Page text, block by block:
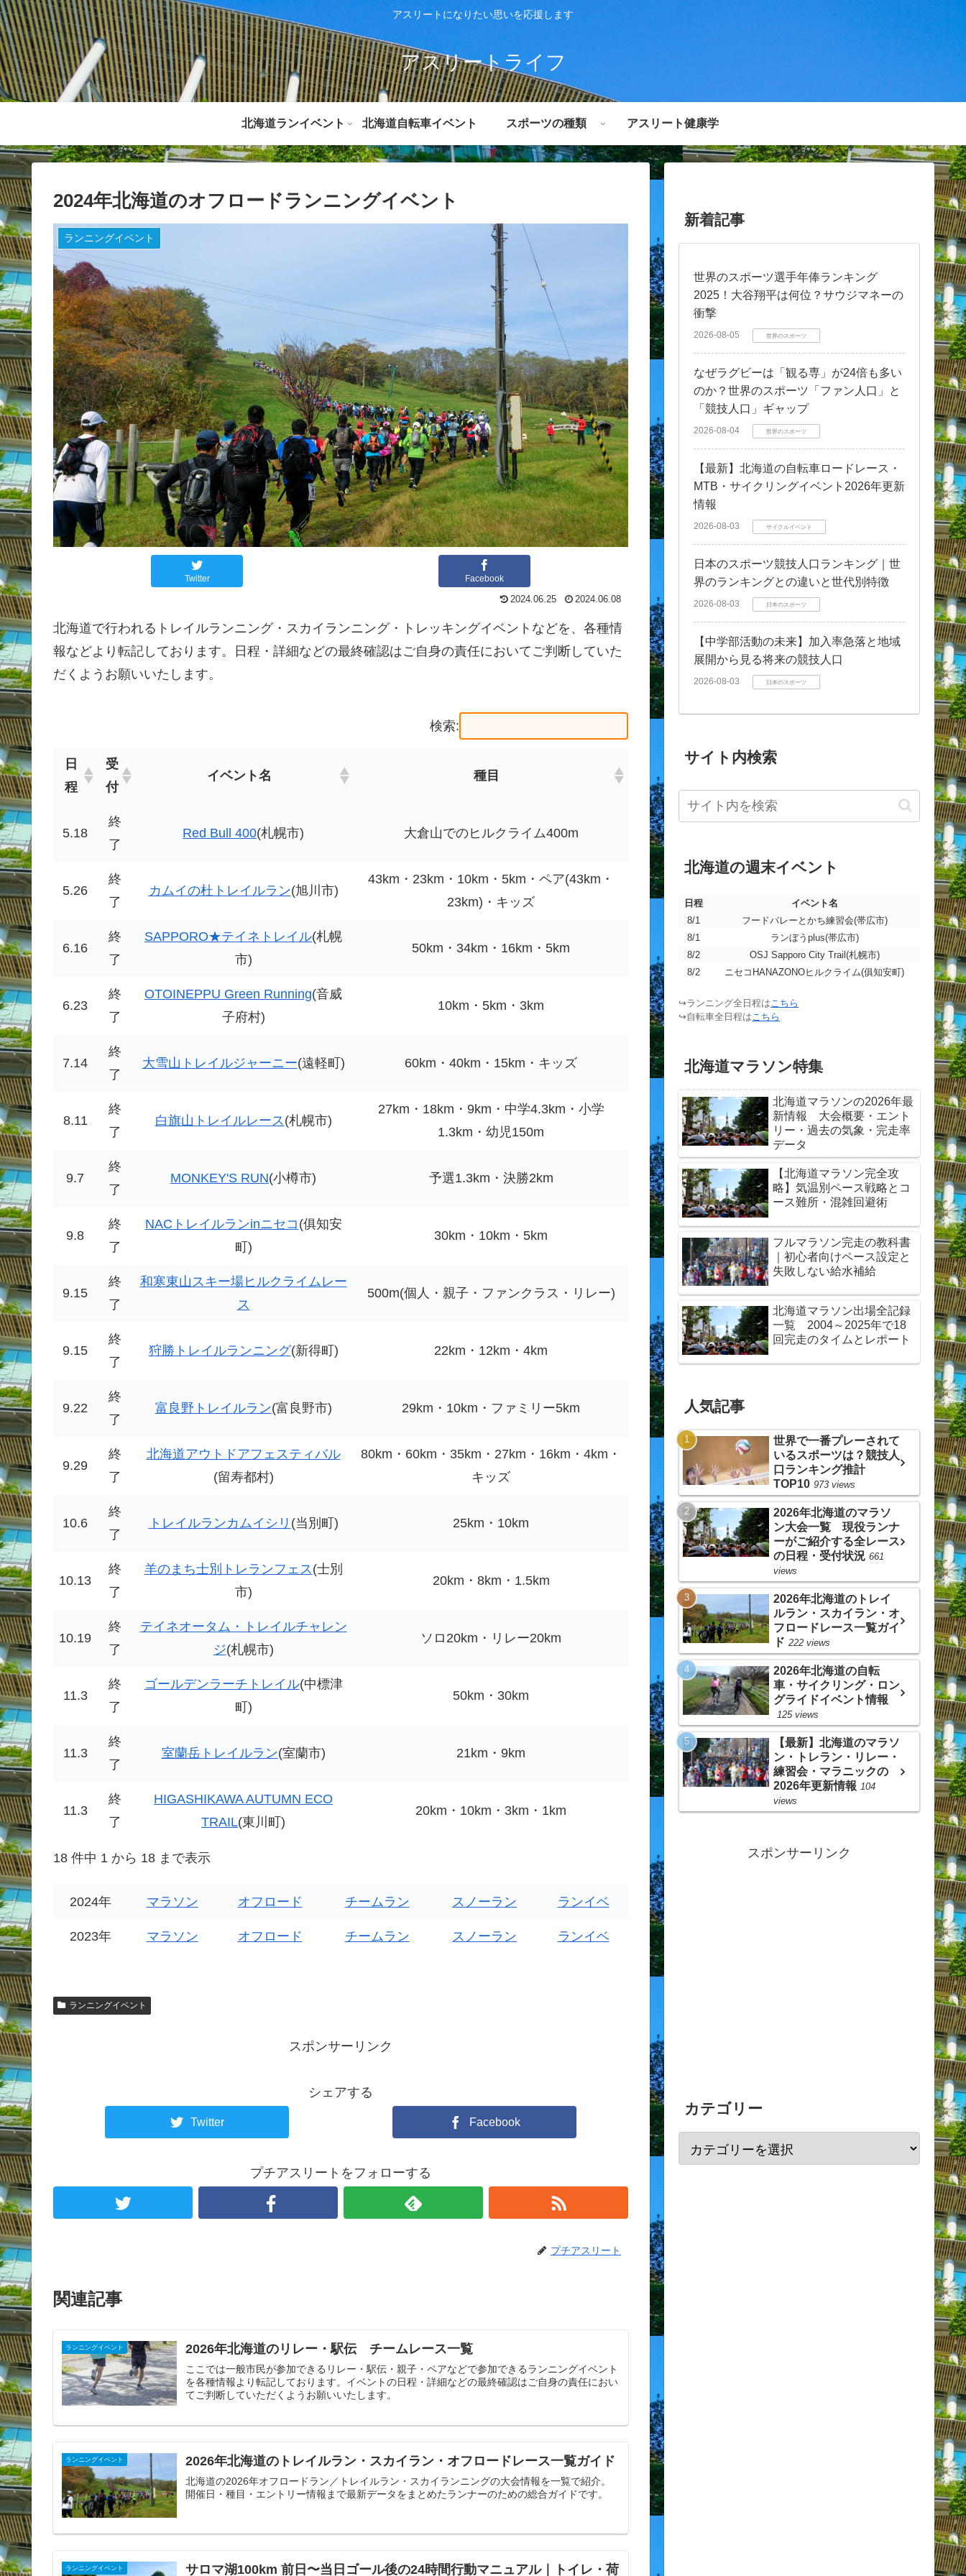
アスリートになりたい思いを応援します
アスリートライフ
北海道ランイベント 北海道自転車イベント スポーツの種類 アスリート健康学
2024年北海道のオフロードランニングイベント
ランニングイベント
Twitter Facebook
2024.06.25 2024.06.08
北海道で行われるトレイルランニング・スカイランニング・トレッキングイベントなどを、各種情
報などより転記しております。日程・詳細などの最終確認はご自身の責任においてご判断していた
だくようお願いいたします。
検索:
日
程
受
付
イベント名 種目
5.18
終
了
Red Bull 400(札幌市) 大倉山でのヒルクライム400m
5.26
終
了
カムイの杜トレイルラン(旭川市)
43km・23km・10km・5km・ペア(43km・
23km)・キッズ
6.16
終
了
SAPPORO★テイネトレイル(札幌
市)
50km・34km・16km・5km
6.23
終
了
OTOINEPPU Green Running(音威
子府村)
10km・5km・3km
7.14
終
了
大雪山トレイルジャーニー(遠軽町) 60km・40km・15km・キッズ
8.11
終
了
白旗山トレイルレース (札幌市)
27km・18km・9km・中学4.3km・小学
1.3km・幼児150m
9.7
終
了
MONKEY'S RUN(小樽市) 予選1.3km・決勝2km
9.8
終
了
NACトレイルランinニセコ (俱知安
町)
30km・10km・5km
9.15
終
了
和寒東山スキー場ヒルクライムレー
ス
500m(個人・親子・ファンクラス・リレー)
9.15
終
了
狩勝トレイルランニング(新得町) 22km・12km・4km
9.22
終
了
富良野トレイルラン(富良野市) 29km・10km・ファミリー5km
9.29
終
了
北海道アウトドアフェスティバル
(留寿都村)
80km・60km・35km・27km・16km・4km・
キッズ
10.6
終
了
トレイルランカムイシリ (当別町) 25km・10km
10.13
終
了
羊のまち士別トレランフェス (士別
市)
20km・8km・1.5km
10.19
終
了
テイネオータム・トレイルチャレン
ジ(札幌市)
ソロ20km・リレー20km
11.3
終
了
ゴールデンラーチトレイル(中標津
町)
50km・30km
11.3
終
了
室蘭岳トレイルラン(室蘭市) 21km・9km
11.3
終
了
HIGASHIKAWA AUTUMN ECO
TRAIL(東川町)
20km・10km・3km・1km
18 件中 1 から 18 まで表示
2024年 マラソン オフロード チームラン スノーラン ランイベ
2023年 マラソン オフロード チームラン スノーラン ランイベ
ランニングイベント
スポンサーリンク
シェアする
Twitter Facebook
プチアスリートをフォローする
プチアスリート
関連記事
ランニングイベント 2026年北海道のリレー・駅伝 チームレース一覧
ここでは一般市民が参加できるリレー・駅伝・親子・ペアなどで参加できるランニングイベント
を各種情報より転記しております。イベントの日程・詳細などの最終確認はご自身の責任におい
てご判断していただくようお願いいたします。
ランニングイベント 2026年北海道のトレイルラン・スカイラン・オフロードレース一覧ガイド
北海道の2026年オフロードラン／トレイルラン・スカイランニングの大会情報を一覧で紹介。
開催日・種目・エントリー情報まで最新データをまとめたランナーのための総合ガイドです。
ランニングイベント サロマ湖100km 前日〜当日ゴール後の24時間行動マニュアル｜トイレ・荷
新着記事
世界のスポーツ選手年俸ランキング
2025！大谷翔平は何位？サウジマネーの
衝撃
2026-08-05 世界のスポーツ
なぜラグビーは「観る専」が24倍も多い
のか？世界のスポーツ「ファン人口」と
「競技人口」ギャップ
2026-08-04 世界のスポーツ
【最新】北海道の自転車ロードレース・
MTB・サイクリングイベント2026年更新
情報
2026-08-03 サイクルイベント
日本のスポーツ競技人口ランキング｜世
界のランキングとの違いと世代別特徴
2026-08-03 日本のスポーツ
【中学部活動の未来】加入率急落と地域
展開から見る将来の競技人口
2026-08-03 日本のスポーツ
サイト内検索
北海道の週末イベント
日程
イベント名
日程
イベント名
8/1
フードバレーとかち練習会(帯広市)
8/1
ランぼうplus(帯広市)
8/2
OSJ Sapporo City Trail(札幌市)
8/2
ニセコHANAZONOヒルクライム(俱知安町)
↪ランニング全日程は こちら
↪自転車全日程は こちら
北海道マラソン特集
北海道マラソンの2026年最
新情報 大会概要・エント
リー・過去の気象・完走率
データ
【北海道マラソン完全攻
略】気温別ペース戦略とコ
ース難所・混雑回避術
フルマラソン完走の教科書
｜初心者向けペース設定と
失敗しない給水補給
北海道マラソン出場全記録
一覧 2004～2025年で18
回完走のタイムとレポート
人気記事
世界で一番プレーされて
いるスポーツは？競技人
口ランキング推計
TOP10 973 views
2026年北海道のマラソ
ン大会一覧 現役ランナ
ーがご紹介する全レース
の日程・受付状況 661
views
2026年北海道のトレイ
ルラン・スカイラン・オ
フロードレース一覧ガイ
ド 222 views
2026年北海道の自転
車・サイクリング・ロン
グライドイベント情報
125 views
【最新】北海道のマラソ
ン・トレラン・リレー・
練習会・マラニックの
2026年更新情報 104
views
スポンサーリンク
カテゴリー